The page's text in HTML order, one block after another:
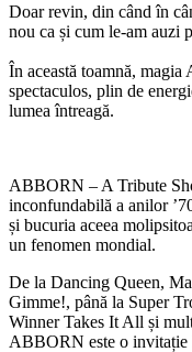
Doar revin, din când în
nou ca și cum le-am auzi
În această toamnă,
spectaculos, plin de
lumea întreagă.
ABBORN – A Tribute
inconfundabilă a anilor
și bucuria aceea
un fenomen mondial.
De la Dancing Queen,
Gimme!, până la Super
Winner Takes It All și
ABBORN este o invitație